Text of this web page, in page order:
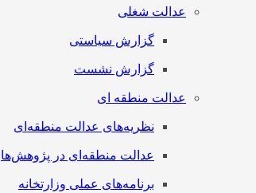
عدالت شغلی
گزارش سیاستی
گزارش نشست
عدالت منطقه ای
نظریه‌های عدالت منطقه‌ای
عدالت منطقه‌ای در پژوهش‌ها
برنامه‌های عملی وزارتخانه